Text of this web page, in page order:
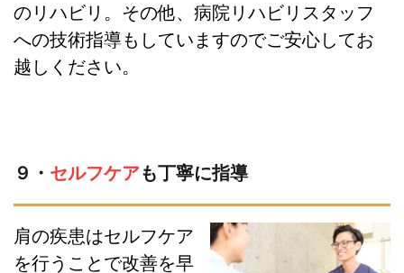
のリハビリ。その他、病院リハビリスタッフ
への技術指導もしていますのでご安心してお
越しください。
９・ セルフケアも丁寧に指導
肩の疾患はセルフケア
を行うことで改善を早